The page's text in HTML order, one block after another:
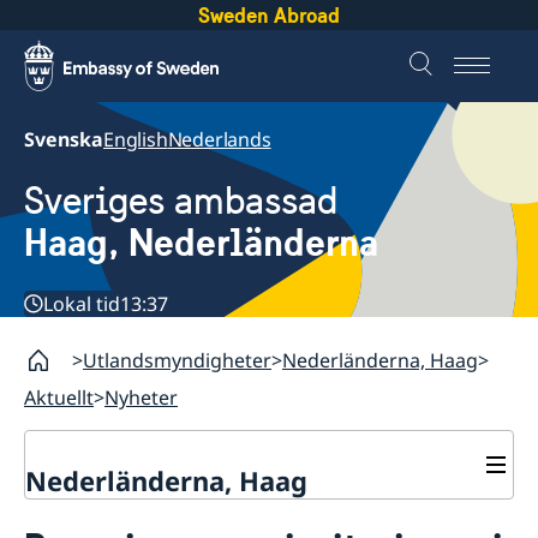
Sweden Abroad
SvenskaEnglishNederlands
Sveriges ambassad
Haag, Nederländerna
Lokal tid13:37
Utlandsmyndigheter Nederländerna, Haag
Aktuellt Nyheter
Nederländerna, Haag